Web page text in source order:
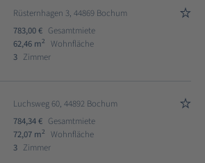
Rüsternhagen 3, 44869 Bochum
783,00 € Gesamtmiete
62,46 m2
Wohnfläche
3 Zimmer
Luchsweg 60, 44892 Bochum
784,34 € Gesamtmiete
72,07 m2
Wohnfläche
3 Zimmer